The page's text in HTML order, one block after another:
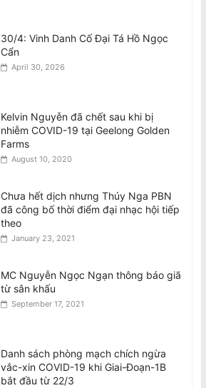
30/4: Vinh Danh Cố Đại Tá Hồ Ngọc
Cẩn
April 30, 2026
Kelvin Nguyễn đã chết sau khi bị
nhiễm COVID-19 tại Geelong Golden
Farms
August 10, 2020
Chưa hết dịch nhưng Thúy Nga PBN
đã công bố thời điểm đại nhạc hội tiếp
theo
January 23, 2021
MC Nguyễn Ngọc Ngạn thông báo giã
từ sân khấu
September 17, 2021
Danh sách phòng mạch chích ngừa
vắc-xin COVID-19 khi Giai-Đoạn-1B
bắt đầu từ 22/3